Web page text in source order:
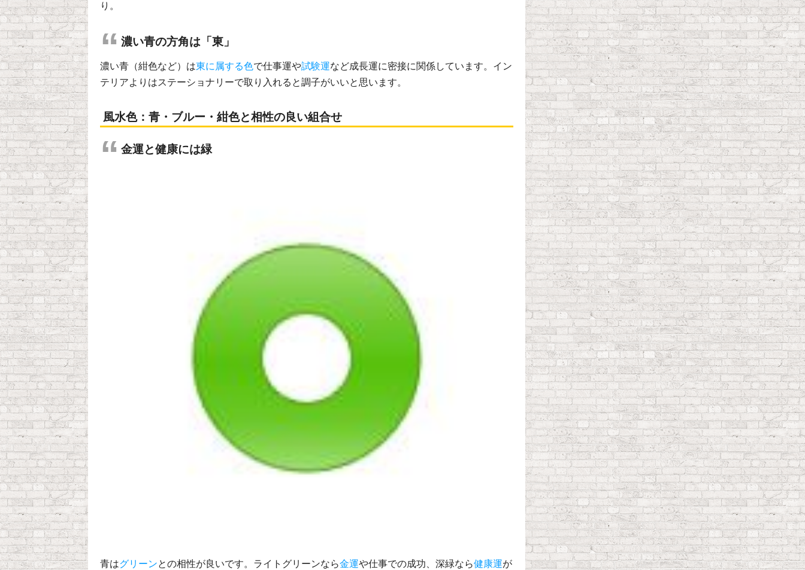
り。
濃い青の方角は「東」
濃い青（紺色など）は東に属する色で仕事運や試験運など成長運に密接に関係しています。イン
テリアよりはステーショナリーで取り入れると調子がいいと思います。
風水色：青・ブルー・紺色と相性の良い組合せ
金運と健康には緑
青はグリーンとの相性が良いです。ライトグリーンなら金運や仕事での成功、深緑なら健康運が